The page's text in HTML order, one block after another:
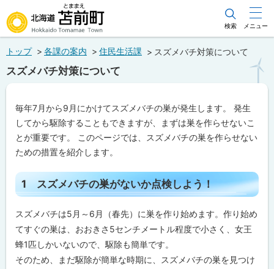
文
メ
ニ
北海道苫前町
Hokkaido Tomamae Town
検索 メニュー
トップ 各課の案内 住民生活課 スズメバチ対策について
スズメバチ対策について
毎年7月から9月にかけてスズメバチの巣が発生します。 発生
してから駆除することもできますが、まずは巣を作らせないこ
とが重要です。 このページでは、スズメバチの巣を作らせない
ための措置を紹介します。
ペ
ー
ジ
目
次
1
ス
1 スズメバチの巣がないか点検しよう！
スズメバチは5月～6月（春先）に巣を作り始めます。作り始め
てすぐの巣は、おおきさ5センチメートル程度で小さく、女王
蜂1匹しかいないので、駆除も簡単です。
そのため、まだ駆除が簡単な時期に、スズメバチの巣を見つけ